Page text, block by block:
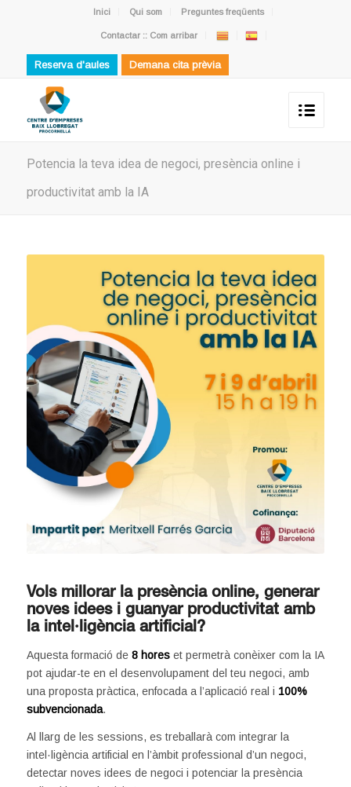
Inici Qui som Preguntes freqüents
Contactar :: Com arribar
Reserva d'aules Demana cita prèvia
Potencia la teva idea de negoci, presència online i
productivitat amb la IA
Vols millorar la presència online, generar
noves idees i guanyar productivitat amb
la intel·ligència artificial?
Aquesta formació de 8 horeset permetrà conèixer com la IA
pot ajudar-te en el desenvolupament del teu negoci, amb
una proposta pràctica, enfocada a l’aplicació real i 100%
subvencionada.
Al llarg de les sessions, es treballarà com integrar la
intel·ligència artificial en l’àmbit professional d’un negoci,
detectar noves idees de negoci i potenciar la presència